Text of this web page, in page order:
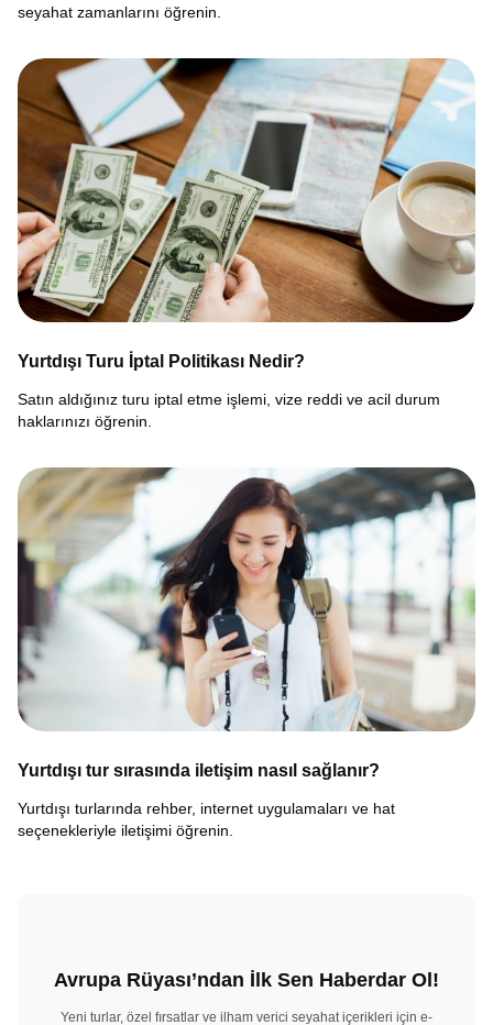
seyahat zamanlarını öğrenin.
Yurtdışı Turu İptal Politikası Nedir?
Satın aldığınız turu iptal etme işlemi, vize reddi ve acil durum
haklarınızı öğrenin.
Yurtdışı tur sırasında iletişim nasıl sağlanır?
Yurtdışı turlarında rehber, internet uygulamaları ve hat
seçenekleriyle iletişimi öğrenin.
Avrupa Rüyası’ndan İlk Sen Haberdar Ol!
Yeni turlar, özel fırsatlar ve ilham verici seyahat içerikleri için e-